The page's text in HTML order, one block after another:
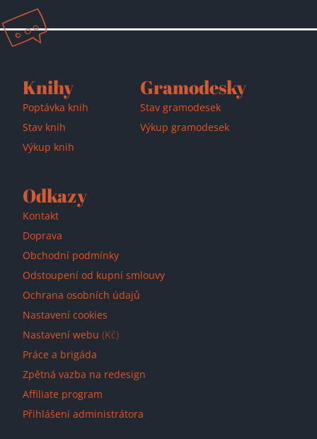
Knihy
Poptávka knih
Stav knih
Výkup knih
Gramodesky
Stav gramodesek
Výkup gramodesek
Odkazy
Kontakt
Doprava
Obchodní podmínky
Odstoupení od kupní smlouvy
Ochrana osobních údajů
Nastavení cookies
Nastavení webu (Kč)
Práce a brigáda
Zpětná vazba na redesign
Affiliate program
Přihlášení administrátora